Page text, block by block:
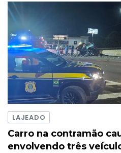
LAJEADO
Carro na contramão
envolvendo três